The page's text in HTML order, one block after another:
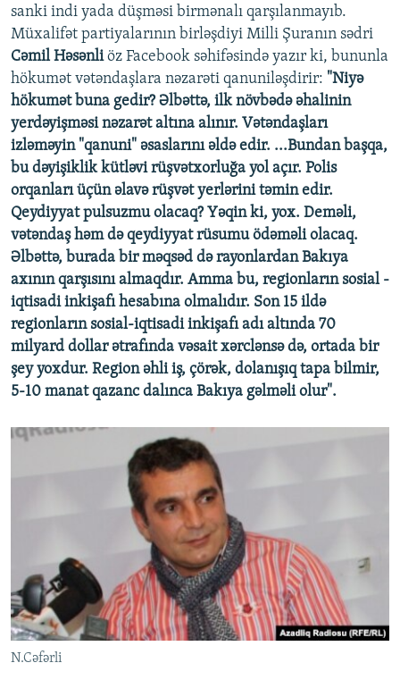
sanki indi yada düşməsi birmənalı qarşılanmayıb.
Müxalifət partiyalarının birləşdiyi Milli Şuranın sədri
Cəmil Həsənliöz Facebook səhifəsində yazır ki, bununla
hökumət vətəndaşlara nəzarəti qanuniləşdirir: "Niyə
hökumət buna gedir? Əlbəttə, ilk növbədə əhalinin
yerdəyişməsi nəzarət altına alınır. Vətəndaşları
izləməyin "qanuni" əsaslarını əldə edir. ...Bundan başqa,
bu dəyişiklik kütləvi rüşvətxorluğa yol açır. Polis
orqanları üçün əlavə rüşvət yerlərini təmin edir.
Qeydiyyat pulsuzmu olacaq? Yəqin ki, yox. Deməli,
vətəndaş həm də qeydiyyat rüsumu ödəməli olacaq.
Əlbəttə, burada bir məqsəd də rayonlardan Bakıya
axının qarşısını almaqdır. Amma bu, regionların sosial -
iqtisadi inkişafı hesabına olmalıdır. Son 15 ildə
regionların sosial-iqtisadi inkişafı adı altında 70
milyard dollar ətrafında vəsait xərclənsə də, ortada bir
şey yoxdur. Region əhli iş, çörək, dolanışıq tapa bilmir,
5-10 manat qazanc dalınca Bakıya gəlməli olur".
N.Cəfərli